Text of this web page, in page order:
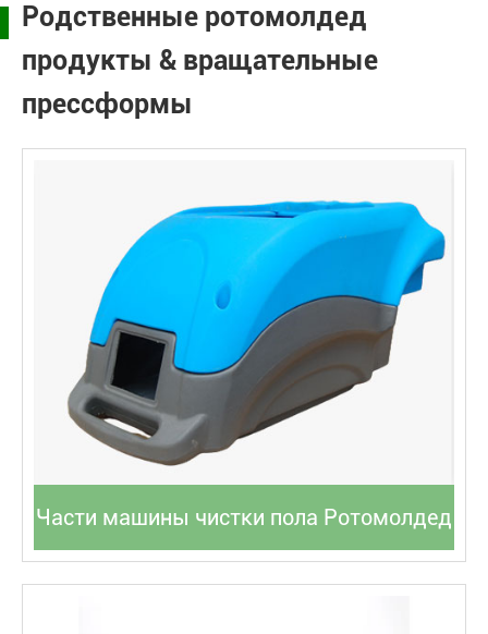
Родственные ротомолдед
продукты & вращательные
прессформы
Части машины чистки пола Ротомолдед